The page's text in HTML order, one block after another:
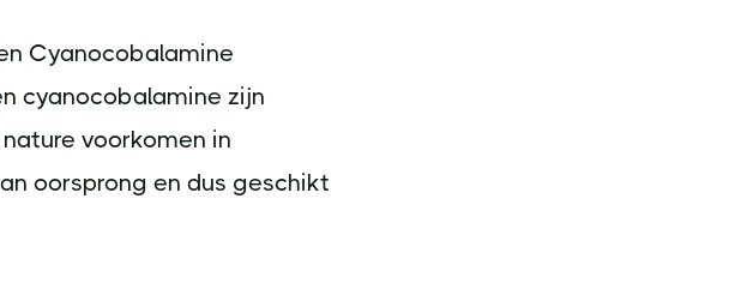
Cyanocobalamine
cyanocobalamine zijn
voorkomen in
oorsprong en dus geschikt